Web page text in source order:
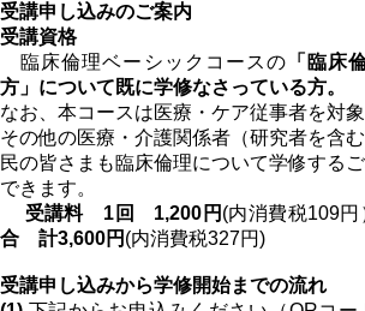
受講申し込みのご案内
受講資格
臨床倫理ベーシックコースの 「臨床
方」について既に学修なさっている方。
なお、本コースは医療・ケア従事者を対
その他の医療・介護関係者（研究者を含
民の皆さまも臨床倫理について学修する
できます。
受講料 1回 1,200円 (内消費税109
合 計3,600円 (内消費税327円)
受講申し込みから学修開始までの流れ